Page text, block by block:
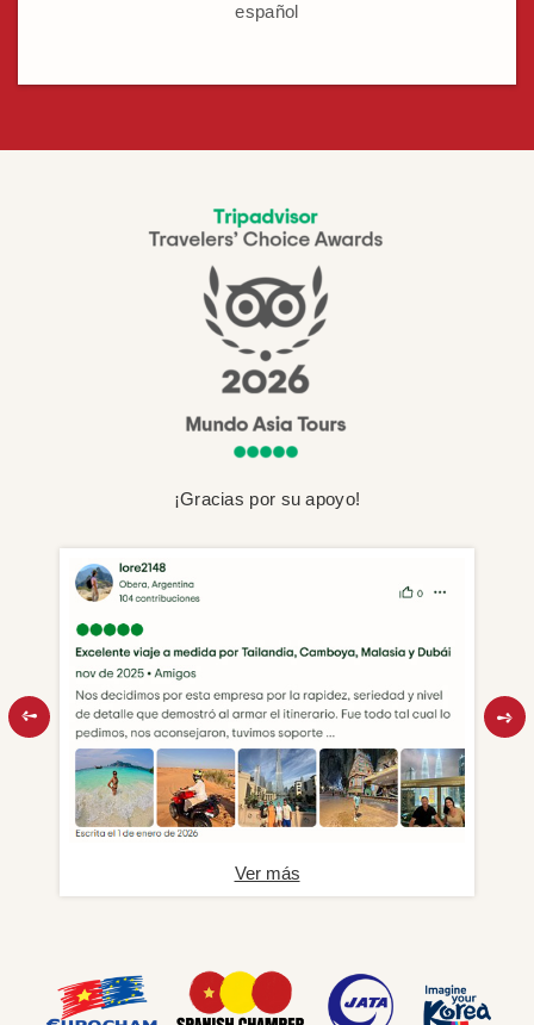
español
¡Gracias por su apoyo!
Ver más